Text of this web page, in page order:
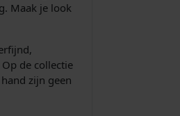
Maak je look
de collectie
zijn geen